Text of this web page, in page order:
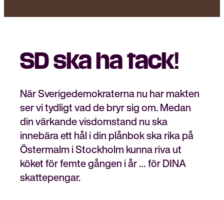
Bli medlem
SD ska ha tack!
När Sverigedemokraterna nu har makten
ser vi tydligt vad de bryr sig om. Medan
din värkande visdomstand nu ska
innebära ett hål i din plånbok ska rika på
Östermalm i Stockholm kunna riva ut
köket för femte gången i år … för DINA
skattepengar.